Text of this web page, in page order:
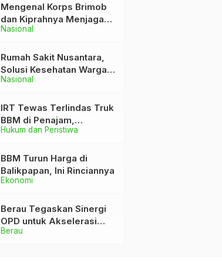
Nasional
Mengenal Korps Brimob
dan Kiprahnya Menjaga
Keutuhan NKRI
Nasional
Rumah Sakit Nusantara,
Solusi Kesehatan Warga
Dekat IKN
Hukum dan Peristiwa
IRT Tewas Terlindas Truk
BBM di Penajam,
Anaknya Patah Kaki
Ekonomi
BBM Turun Harga di
Balikpapan, Ini Rinciannya
Berau
Berau Tegaskan Sinergi
OPD untuk Akselerasi
Pembangunan